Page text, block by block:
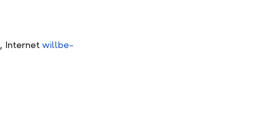
, Internet willbe-